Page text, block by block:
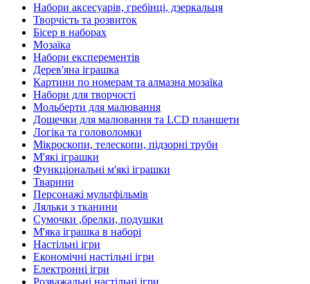
Набори аксесуарів, гребінці, дзеркальця
Творчість та розвиток
Бісер в наборах
Мозаїка
Набори експерементів
Дерев'яна іграшка
Картини по номерам та алмазна мозаїка
Набори для творчості
Мольберти для малювання
Дощечки для малювання та LCD планшети
Логіка та головоломки
Мікроскопи, телескопи, підзорні труби
М'які іграшки
Функціональні м'які іграшки
Тварини
Персонажі мультфільмів
Ляльки з тканини
Сумочки ,брелки, подушки
М'яка іграшка в наборі
Настільні ігри
Економічні настільні ігри
Електронні ігри
Розважальні настільні ігри